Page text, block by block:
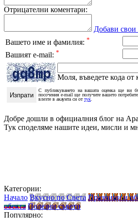
Отрицателни коментари:
Добави
Вашето име и фамилия: *
Вашият e-mail: *
Моля, въведете кода от
С публикуването на вашата оценка ще ви
посочения e-mail ще получите вашето
влезте в акаунта си оттук
Добре дошли в официалния блог на
Тук споделяме нашите идеи, мисли и
Категории:
Начало Вкусно по Света Празници и
обекта Полезни съвети
Популярно: